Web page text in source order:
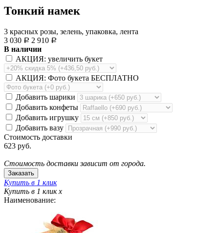
Тонкий намек
3 красных розы, зелень, упаковка, лента
3 030 Р 2 910 Р
В наличии
АКЦИЯ: увеличить букет
АКЦИЯ: Фото букета БЕСПЛАТНО
Добавить шарики
Добавить конфеты
Добавить игрушку
Добавить вазу
Стоимость доставки
623 руб.
Стоимость доставки зависит от города.
Купить в 1 клик
Купить в 1 клик x
Наименование: